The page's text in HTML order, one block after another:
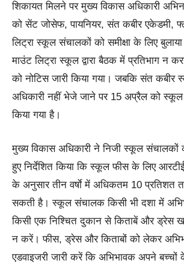
शिकायत मिलने पर मुख्य विकास अधिकारी
को सेंट जोसेफ, पायनियर, संत कबीर एकेडमी,
लिट्रा स्कूल संचालकों को समीक्षा के लिए
माउंट लिट्रा स्कूल द्वारा बैठक में प्रतिभाग न
को नोटिस जारी किया गया। जबकि संत कबीर
अधिकारी नहीं भेजे जाने पर 15 अप्रैल को स्कूल
किया गया है।
मुख्य विकास अधिकारी ने निजी स्कूल संचालकों
हुए निर्देशित किया कि स्कूल फीस के लिए
के अनुसार तीन वर्षाे में अधिकतम 10 प्रतिशत
सकती है। स्कूल संचालक किसी भी दशा में
किसी एक निश्चित दुकान से किताबें और ड्रेस
न करें। फीस, ड्रेस और किताबों को लेकर
एडवाइजरी जारी करें कि अभिभावक अपने बच्चों